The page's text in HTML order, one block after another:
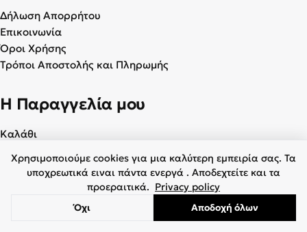
Δήλωση Απορρήτου
Επικοινωνία
Όροι Χρήσης
Τρόποι Αποστολής και Πληρωμής
Η Παραγγελία μου
Καλάθι
Αγαπημένα
© 2026 Γυναικεία & Ανδρικά Παπούτσια - BagiotaShoes.gr. Με
Χρησιμοποιούμε cookies για μια καλύτερη εμπειρία σας. Τα
υποχρεωτικά ειναι πάντα ενεργά . Αποδεχτείτε και τα
προεραιτικά. Privacy policy
Όχι Αποδοχή όλων